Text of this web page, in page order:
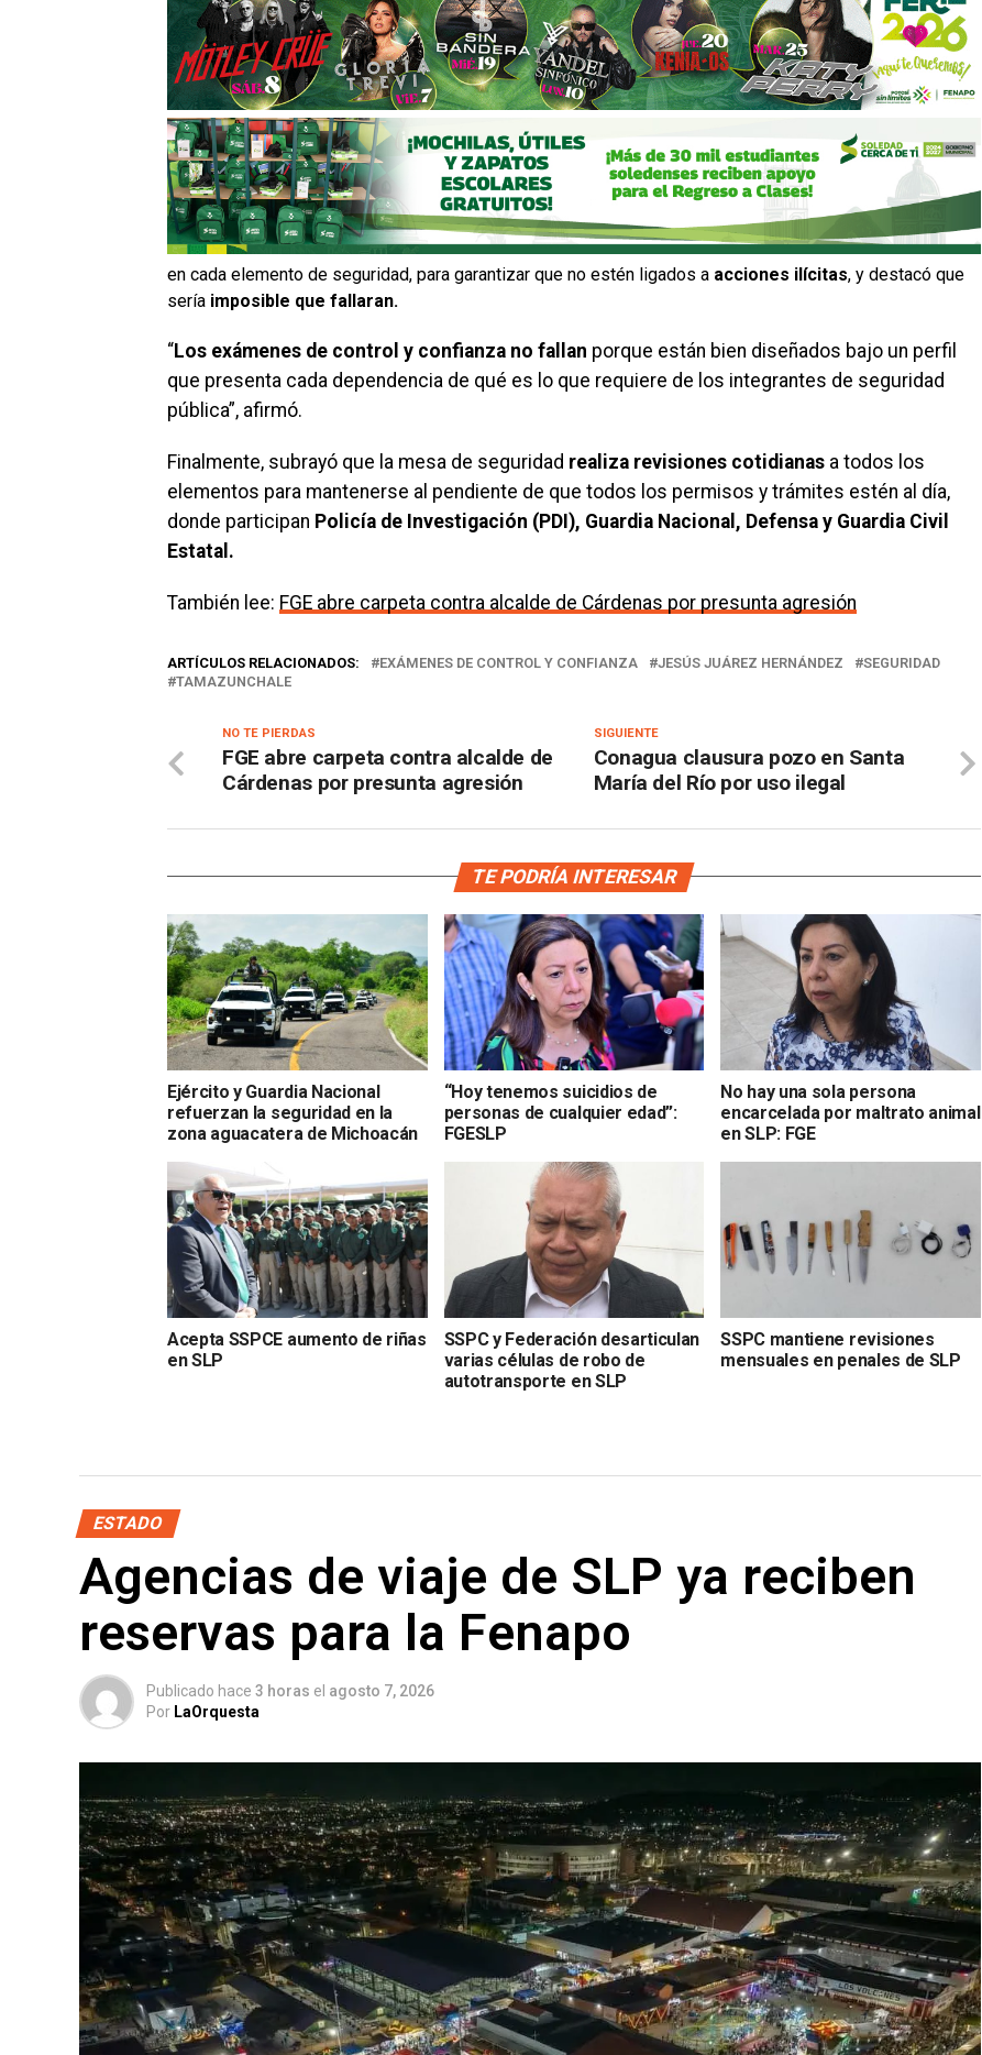
en cada elemento de seguridad, para garantizar que no estén ligados a acciones ilícitas, y destacó que
sería imposible que fallaran.
“Los exámenes de control y confianza no fallan porque están bien diseñados bajo un perfil
que presenta cada dependencia de qué es lo que requiere de los integrantes de seguridad
pública”, afirmó.
Finalmente, subrayó que la mesa de seguridad realiza revisiones cotidianas a todos los
elementos para mantenerse al pendiente de que todos los permisos y trámites estén al día,
donde participan Policía de Investigación (PDI), Guardia Nacional, Defensa y Guardia Civil
Estatal.
También lee: FGE abre carpeta contra alcalde de Cárdenas por presunta agresión
ARTÍCULOS RELACIONADOS: EXÁMENES DE CONTROL Y CONFIANZA JESÚS JUÁREZ HERNÁNDEZ
SEGURIDAD
TAMAZUNCHALE
SIGUIENTE
Conagua clausura pozo en Santa
María del Río por uso ilegal
NO TE PIERDAS
FGE abre carpeta contra alcalde de
Cárdenas por presunta agresión
TE PODRÍA INTERESAR
Ejército y Guardia Nacional
refuerzan la seguridad en la
zona aguacatera de Michoacán
“Hoy tenemos suicidios de
personas de cualquier edad”:
FGESLP
No hay una sola persona
encarcelada por maltrato animal
en SLP: FGE
Acepta SSPCE aumento de riñas
en SLP
SSPC y Federación desarticulan
varias células de robo de
autotransporte en SLP
SSPC mantiene revisiones
mensuales en penales de SLP
ESTADO
Agencias de viaje de SLP ya reciben
reservas para la Fenapo
Publicado hace 3 horas el agosto 7, 2026
Por LaOrquesta